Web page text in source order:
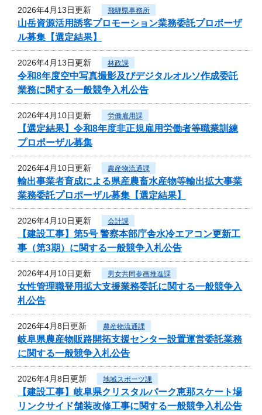
2026年4月13日更新 飛騨県事務所
山岳資源活用誘客プロモーション業務委託プロポーザ
ル募集【選定結果】
2026年4月13日更新 林政課
令和8年度空中写真撮影及びデジタルオルソ作成委託
業務に関する一般競争入札公告
2026年4月10日更新 労働雇用課
【選定結果】令和8年度非正規雇用労働者等職業訓練
プロポーザル募集
2026年4月10日更新 農産物流通課
輸出事業者育成による県産農畜水産物等輸出拡大事業
業務委託プロポーザル募集【選定結果】
2026年4月10日更新 会計課
【建設工事】第5号 警察本部庁舎水冷エアコン更新工
事（第3期）に関する一般競争入札公告
2026年4月10日更新 男女共同参画推進課
女性管理職登用拡大支援業務委託に関する一般競争入
札公告
2026年4月8日更新 農産物流通課
岐阜県農産物販路開拓支援センター設置運営委託業務
に関する一般競争入札公告
2026年4月8日更新 地域スポーツ課
【建設工事】岐阜県クリスタルパーク恵那スケート場
リンクサイド舗装改修工事に関する一般競争入札公告